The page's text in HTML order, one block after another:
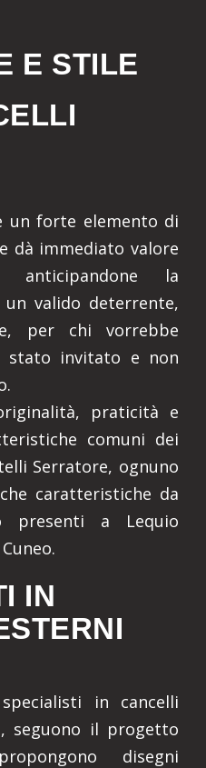
E STILE
un forte elemento di
dà immediato valore
la
valido deterrente,
per chi vorrebbe
stato invitato e non
praticità e
comuni dei
Serratore, ognuno
caratteristiche da
presenti a Lequio
IN
in cancelli
seguono il progetto
disegni